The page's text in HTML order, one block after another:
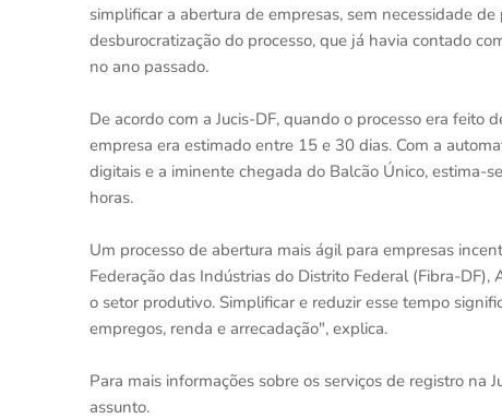
simplificar a abertura de empresas, sem necessidade
desburocratização do processo, que já havia contado
no ano passado.
De acordo com a Jucis-DF, quando o processo era
empresa era estimado entre 15 e 30 dias. Com a
digitais e a iminente chegada do Balcão Único, estima-
horas.
Um processo de abertura mais ágil para empresas
Federação das Indústrias do Distrito Federal (Fibra-
o setor produtivo. Simplificar e reduzir esse tempo
empregos, renda e arrecadação", explica.
Para mais informações sobre os serviços de registro na
assunto.